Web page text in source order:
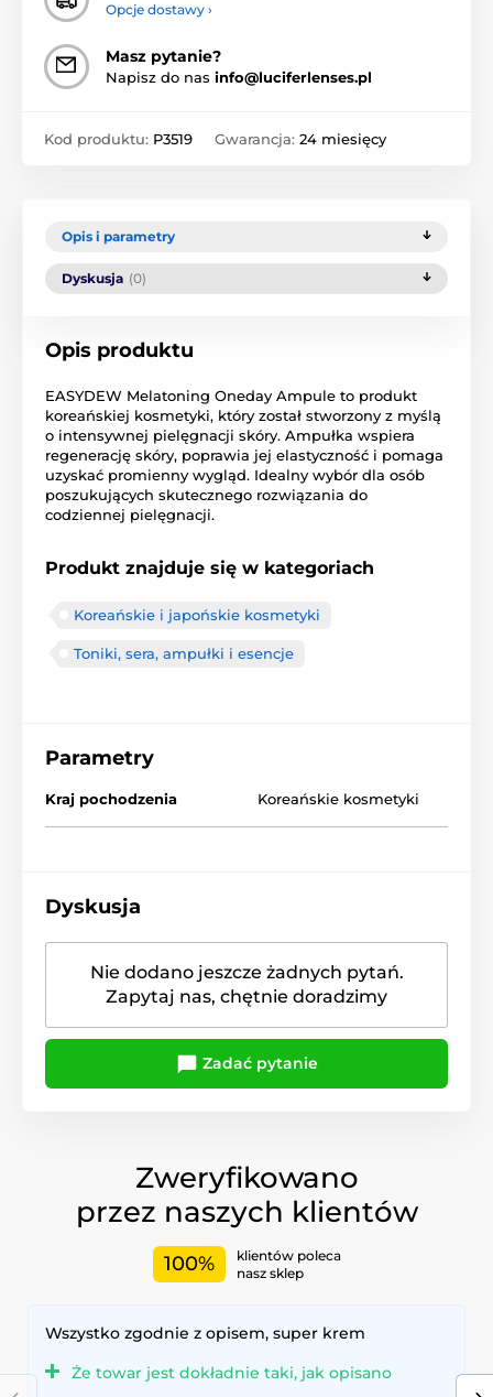
Opcje dostawy ›
Masz pytanie?
Napisz do nas info@luciferlenses.pl
Kod produktu: P3519 Gwarancja: 24 miesięcy
Opis i parametry
Dyskusja (0)
Opis produktu
EASYDEW Melatoning Oneday Ampule to produkt
koreańskiej kosmetyki, który został stworzony z myślą
o intensywnej pielęgnacji skóry. Ampułka wspiera
regenerację skóry, poprawia jej elastyczność i pomaga
uzyskać promienny wygląd. Idealny wybór dla osób
poszukujących skutecznego rozwiązania do
codziennej pielęgnacji.
Produkt znajduje się w kategoriach
Koreańskie i japońskie kosmetyki
Toniki, sera, ampułki i esencje
Parametry
Kraj pochodzenia Koreańskie kosmetyki
Dyskusja
Nie dodano jeszcze żadnych pytań.
Zapytaj nas, chętnie doradzimy
Zadać pytanie
Zweryfikowano
przez naszych klientów
100%
klientów poleca
nasz sklep
Wszystko zgodnie z opisem, super krem
Że towar jest dokładnie taki, jak opisano